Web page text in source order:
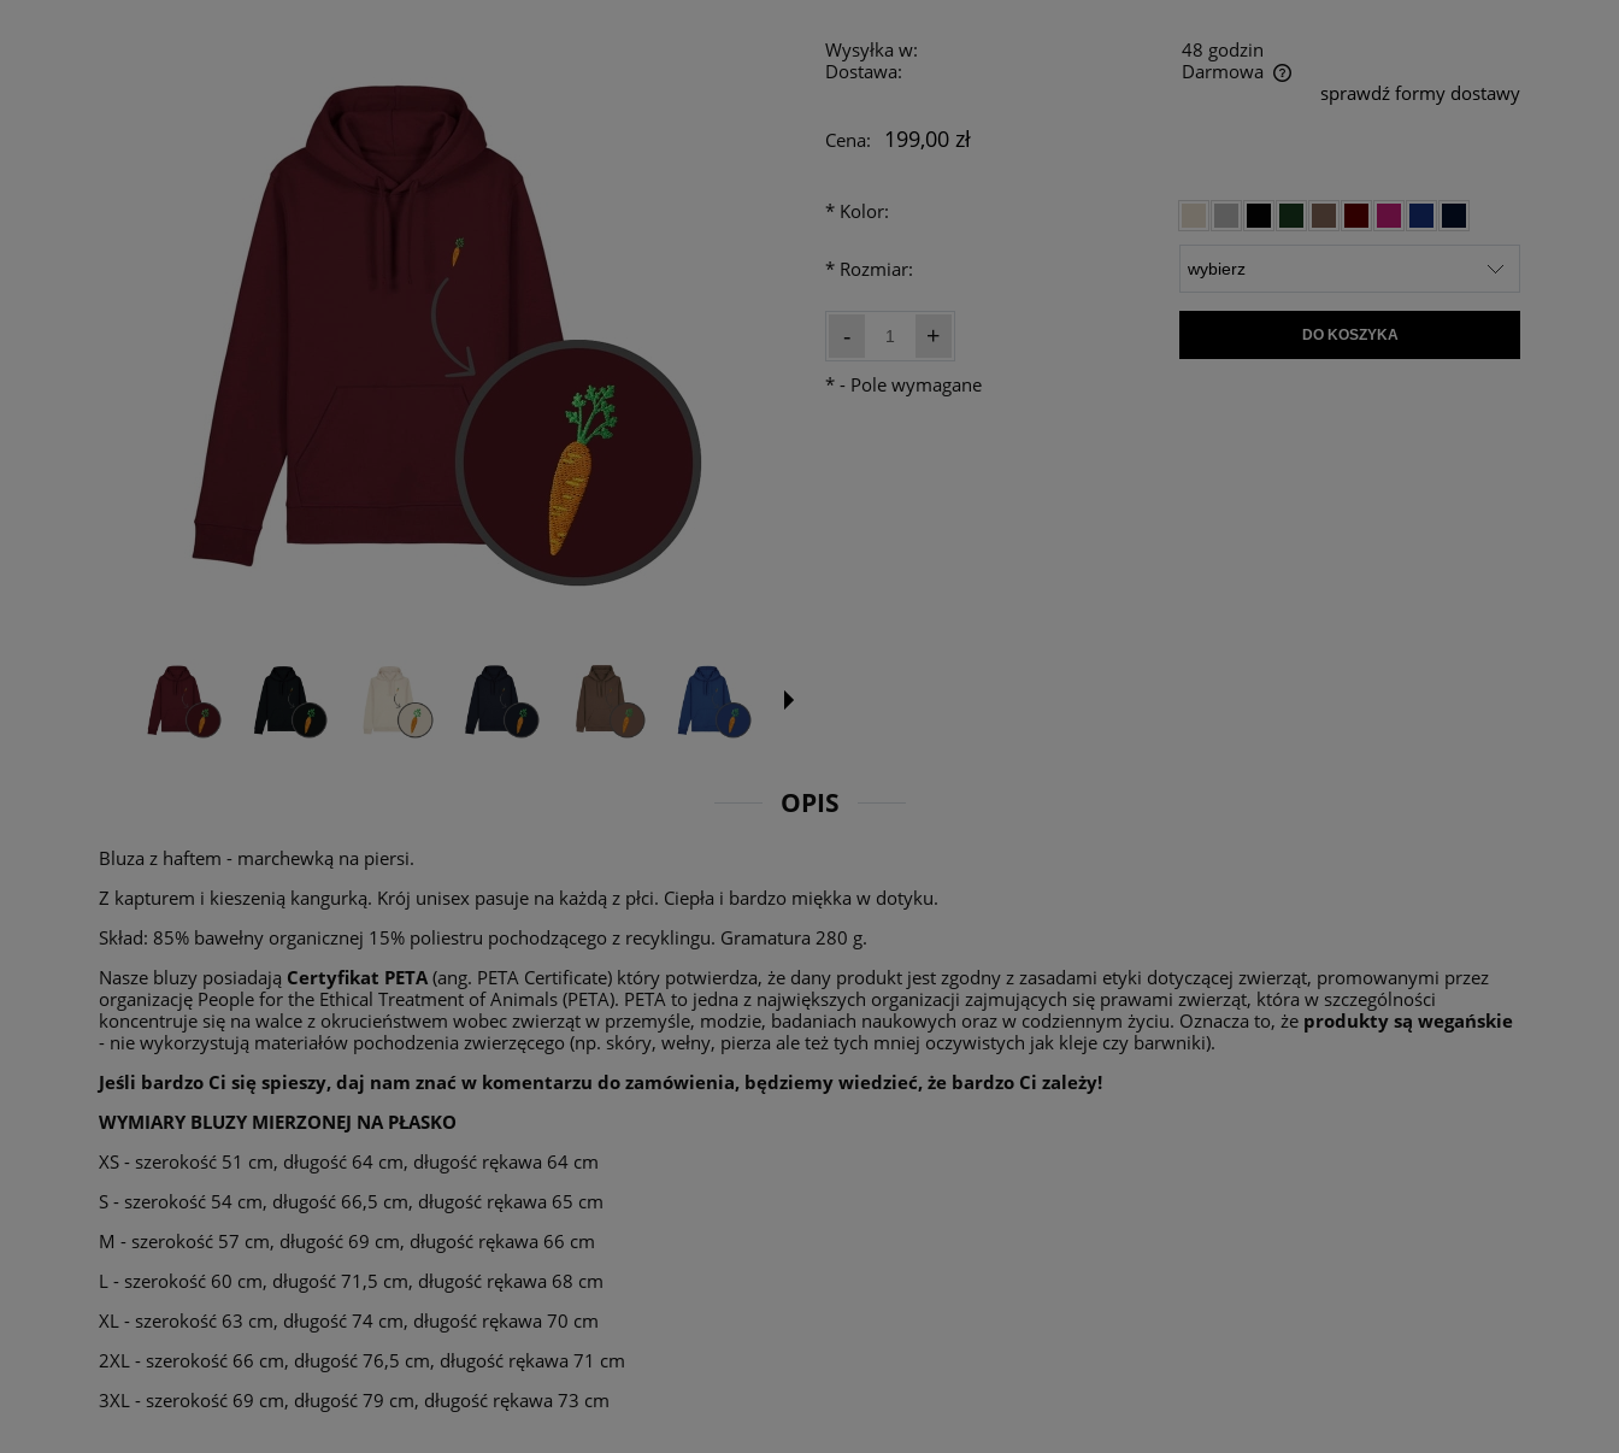
Wysyłka w:
48 godzin
Dostawa:
Darmowa
płatności
sprawdź formy dostawy
Cena:
199,00 zł
*Kolor:
*Rozmiar:
- + DO KOSZYKA
*- Pole wymagane
OPIS
Bluza z haftem - marchewką na piersi.
Z kapturem i kieszenią kangurką. Krój unisex pasuje na każdą z płci. Ciepła i bardzo miękka w dotyku.
Skład: 85% bawełny organicznej 15% poliestru pochodzącego z recyklingu. Gramatura 280 g.
Nasze bluzy posiadają Certyfikat PETA (ang. PETA Certificate) który potwierdza, że dany produkt jest zgodny z zasadami etyki dotyczącej zwierząt, promowanymi przez
organizację People for the Ethical Treatment of Animals (PETA). PETA to jedna z największych organizacji zajmujących się prawami zwierząt, która w szczególności
koncentruje się na walce z okrucieństwem wobec zwierząt w przemyśle, modzie, badaniach naukowych oraz w codziennym życiu. Oznacza to, że produkty są wegańskie
- nie wykorzystują materiałów pochodzenia zwierzęcego (np. skóry, wełny, pierza ale też tych mniej oczywistych jak kleje czy barwniki).
Jeśli bardzo Ci się spieszy, daj nam znać w komentarzu do zamówienia, będziemy wiedzieć, że bardzo Ci zależy!
WYMIARY BLUZY MIERZONEJ NA PŁASKO
XS - szerokość 51 cm, długość 64 cm, długość rękawa 64 cm
S - szerokość 54 cm, długość 66,5 cm, długość rękawa 65 cm
M - szerokość 57 cm, długość 69 cm, długość rękawa 66 cm
L - szerokość 60 cm, długość 71,5 cm, długość rękawa 68 cm
XL - szerokość 63 cm, długość 74 cm, długość rękawa 70 cm
2XL - szerokość 66 cm, długość 76,5 cm, długość rękawa 71 cm
3XL - szerokość 69 cm, długość 79 cm, długość rękawa 73 cm